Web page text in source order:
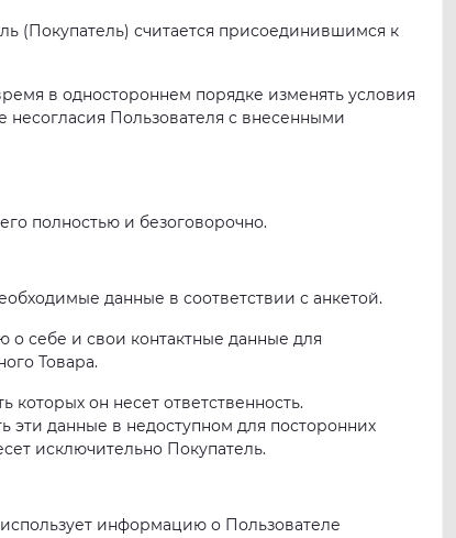
(Покупатель) считается присоединившимся к
в одностороннем порядке изменять условия
Пользователя с внесенными
полностью и безоговорочно.
данные в соответствии с анкетой.
о себе и свои контактные данные для
Товара.
которых он несет ответственность.
эти данные в недоступном для посторонних
исключительно Покупатель.
информацию о Пользователе